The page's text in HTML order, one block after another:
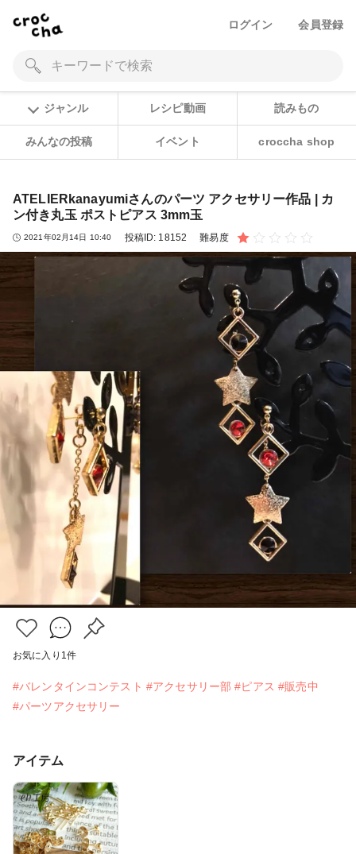
ログイン 会員登録
ジャンル レシピ動画 読みもの
みんなの投稿 イベント croccha shop
ATELIERkanayumiさんのパーツ アクセサリー作品 | カ
ン付き丸玉 ポストピアス 3mm玉
2021年02月14日 10:40 投稿ID: 18152 難易度
お気に入り 1 件
#バレンタインコンテスト #アクセサリー部 #ピアス #販売中
#パーツアクセサリー
アイテム